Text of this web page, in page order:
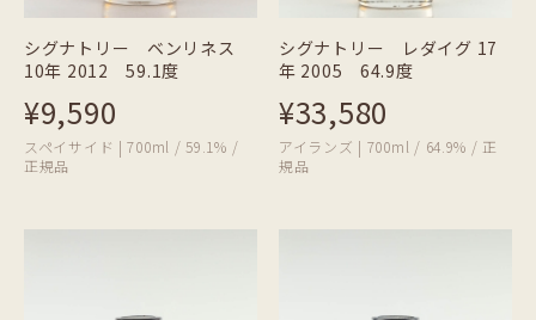
シグナトリー ベンリネス
10年 2012 59.1度
¥9,590
スペイサイド | 700ml / 59.1% /
正規品
シグナトリー レダイグ 17
年 2005 64.9度
¥33,580
アイランズ | 700ml / 64.9% / 正
規品